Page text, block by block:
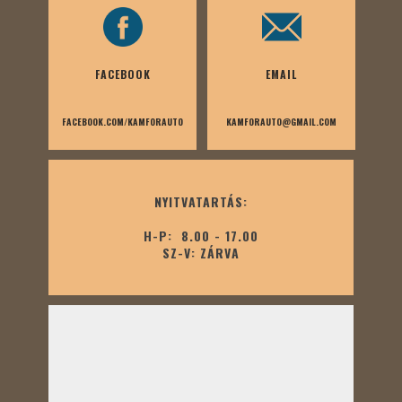
FACEBOOK
FACEBOOK.COM/KAMFORAUTO
EMAIL
KAMFORAUTO@GMAIL.COM
NYITVATARTÁS:
H-P: 8.00 - 17.00
SZ-V: ZÁRVA